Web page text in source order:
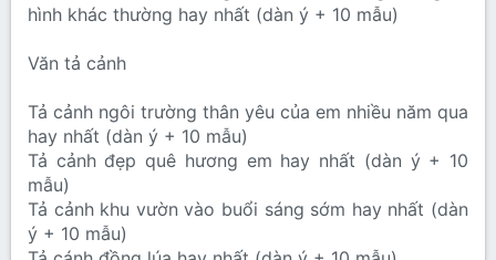
hình khác thường hay nhất (dàn ý + 10 mẫu)
Văn tả cảnh
Tả cảnh ngôi trường thân yêu của em nhiều năm qua
hay nhất (dàn ý + 10 mẫu)
Tả cảnh đẹp quê hương em hay nhất (dàn ý + 10
mẫu)
Tả cảnh khu vườn vào buổi sáng sớm hay nhất (dàn
ý + 10 mẫu)